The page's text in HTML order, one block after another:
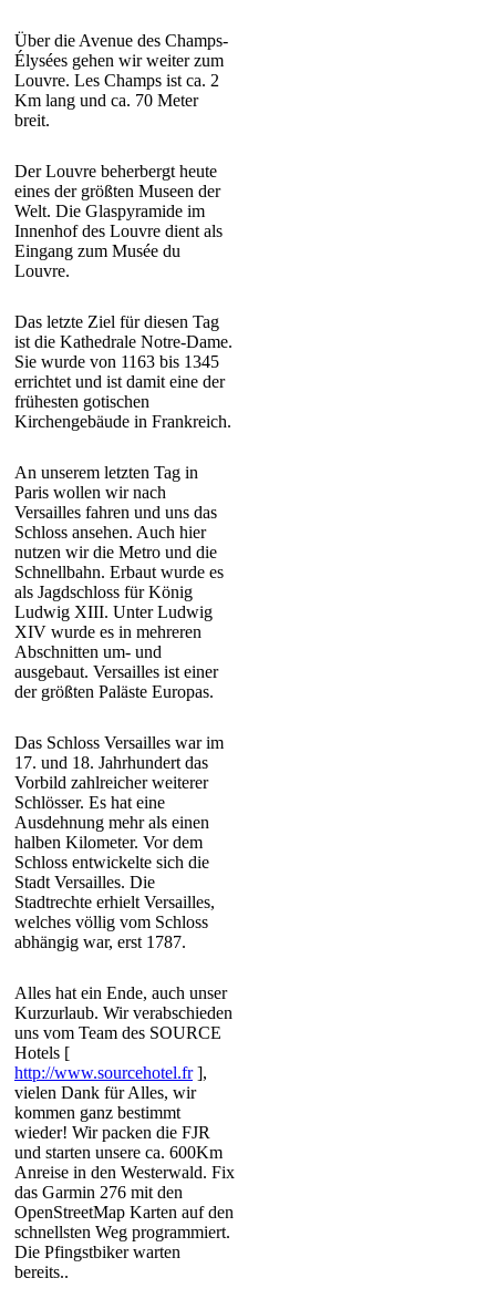
Über die Avenue des Champs-
Élysées gehen wir weiter zum
Louvre. Les Champs ist ca. 2
Km lang und ca. 70 Meter
breit.
Der Louvre beherbergt heute
eines der größten Museen der
Welt. Die Glaspyramide im
Innenhof des Louvre dient als
Eingang zum Musée du
Louvre.
Das letzte Ziel für diesen Tag
ist die Kathedrale Notre-Dame.
Sie wurde von 1163 bis 1345
errichtet und ist damit eine der
frühesten gotischen
Kirchengebäude in Frankreich.
An unserem letzten Tag in
Paris wollen wir nach
Versailles fahren und uns das
Schloss ansehen. Auch hier
nutzen wir die Metro und die
Schnellbahn. Erbaut wurde es
als Jagdschloss für König
Ludwig XIII. Unter Ludwig
XIV wurde es in mehreren
Abschnitten um- und
ausgebaut. Versailles ist einer
der größten Paläste Europas.
Das Schloss Versailles war im
17. und 18. Jahrhundert das
Vorbild zahlreicher weiterer
Schlösser. Es hat eine
Ausdehnung mehr als einen
halben Kilometer. Vor dem
Schloss entwickelte sich die
Stadt Versailles. Die
Stadtrechte erhielt Versailles,
welches völlig vom Schloss
abhängig war, erst 1787.
Alles hat ein Ende, auch unser
Kurzurlaub. Wir verabschieden
uns vom Team des SOURCE
Hotels [
http://www.sourcehotel.fr],
vielen Dank für Alles, wir
kommen ganz bestimmt
wieder! Wir packen die FJR
und starten unsere ca. 600Km
Anreise in den Westerwald. Fix
das Garmin 276 mit den
OpenStreetMap Karten auf den
schnellsten Weg programmiert.
Die Pfingstbiker warten
bereits..